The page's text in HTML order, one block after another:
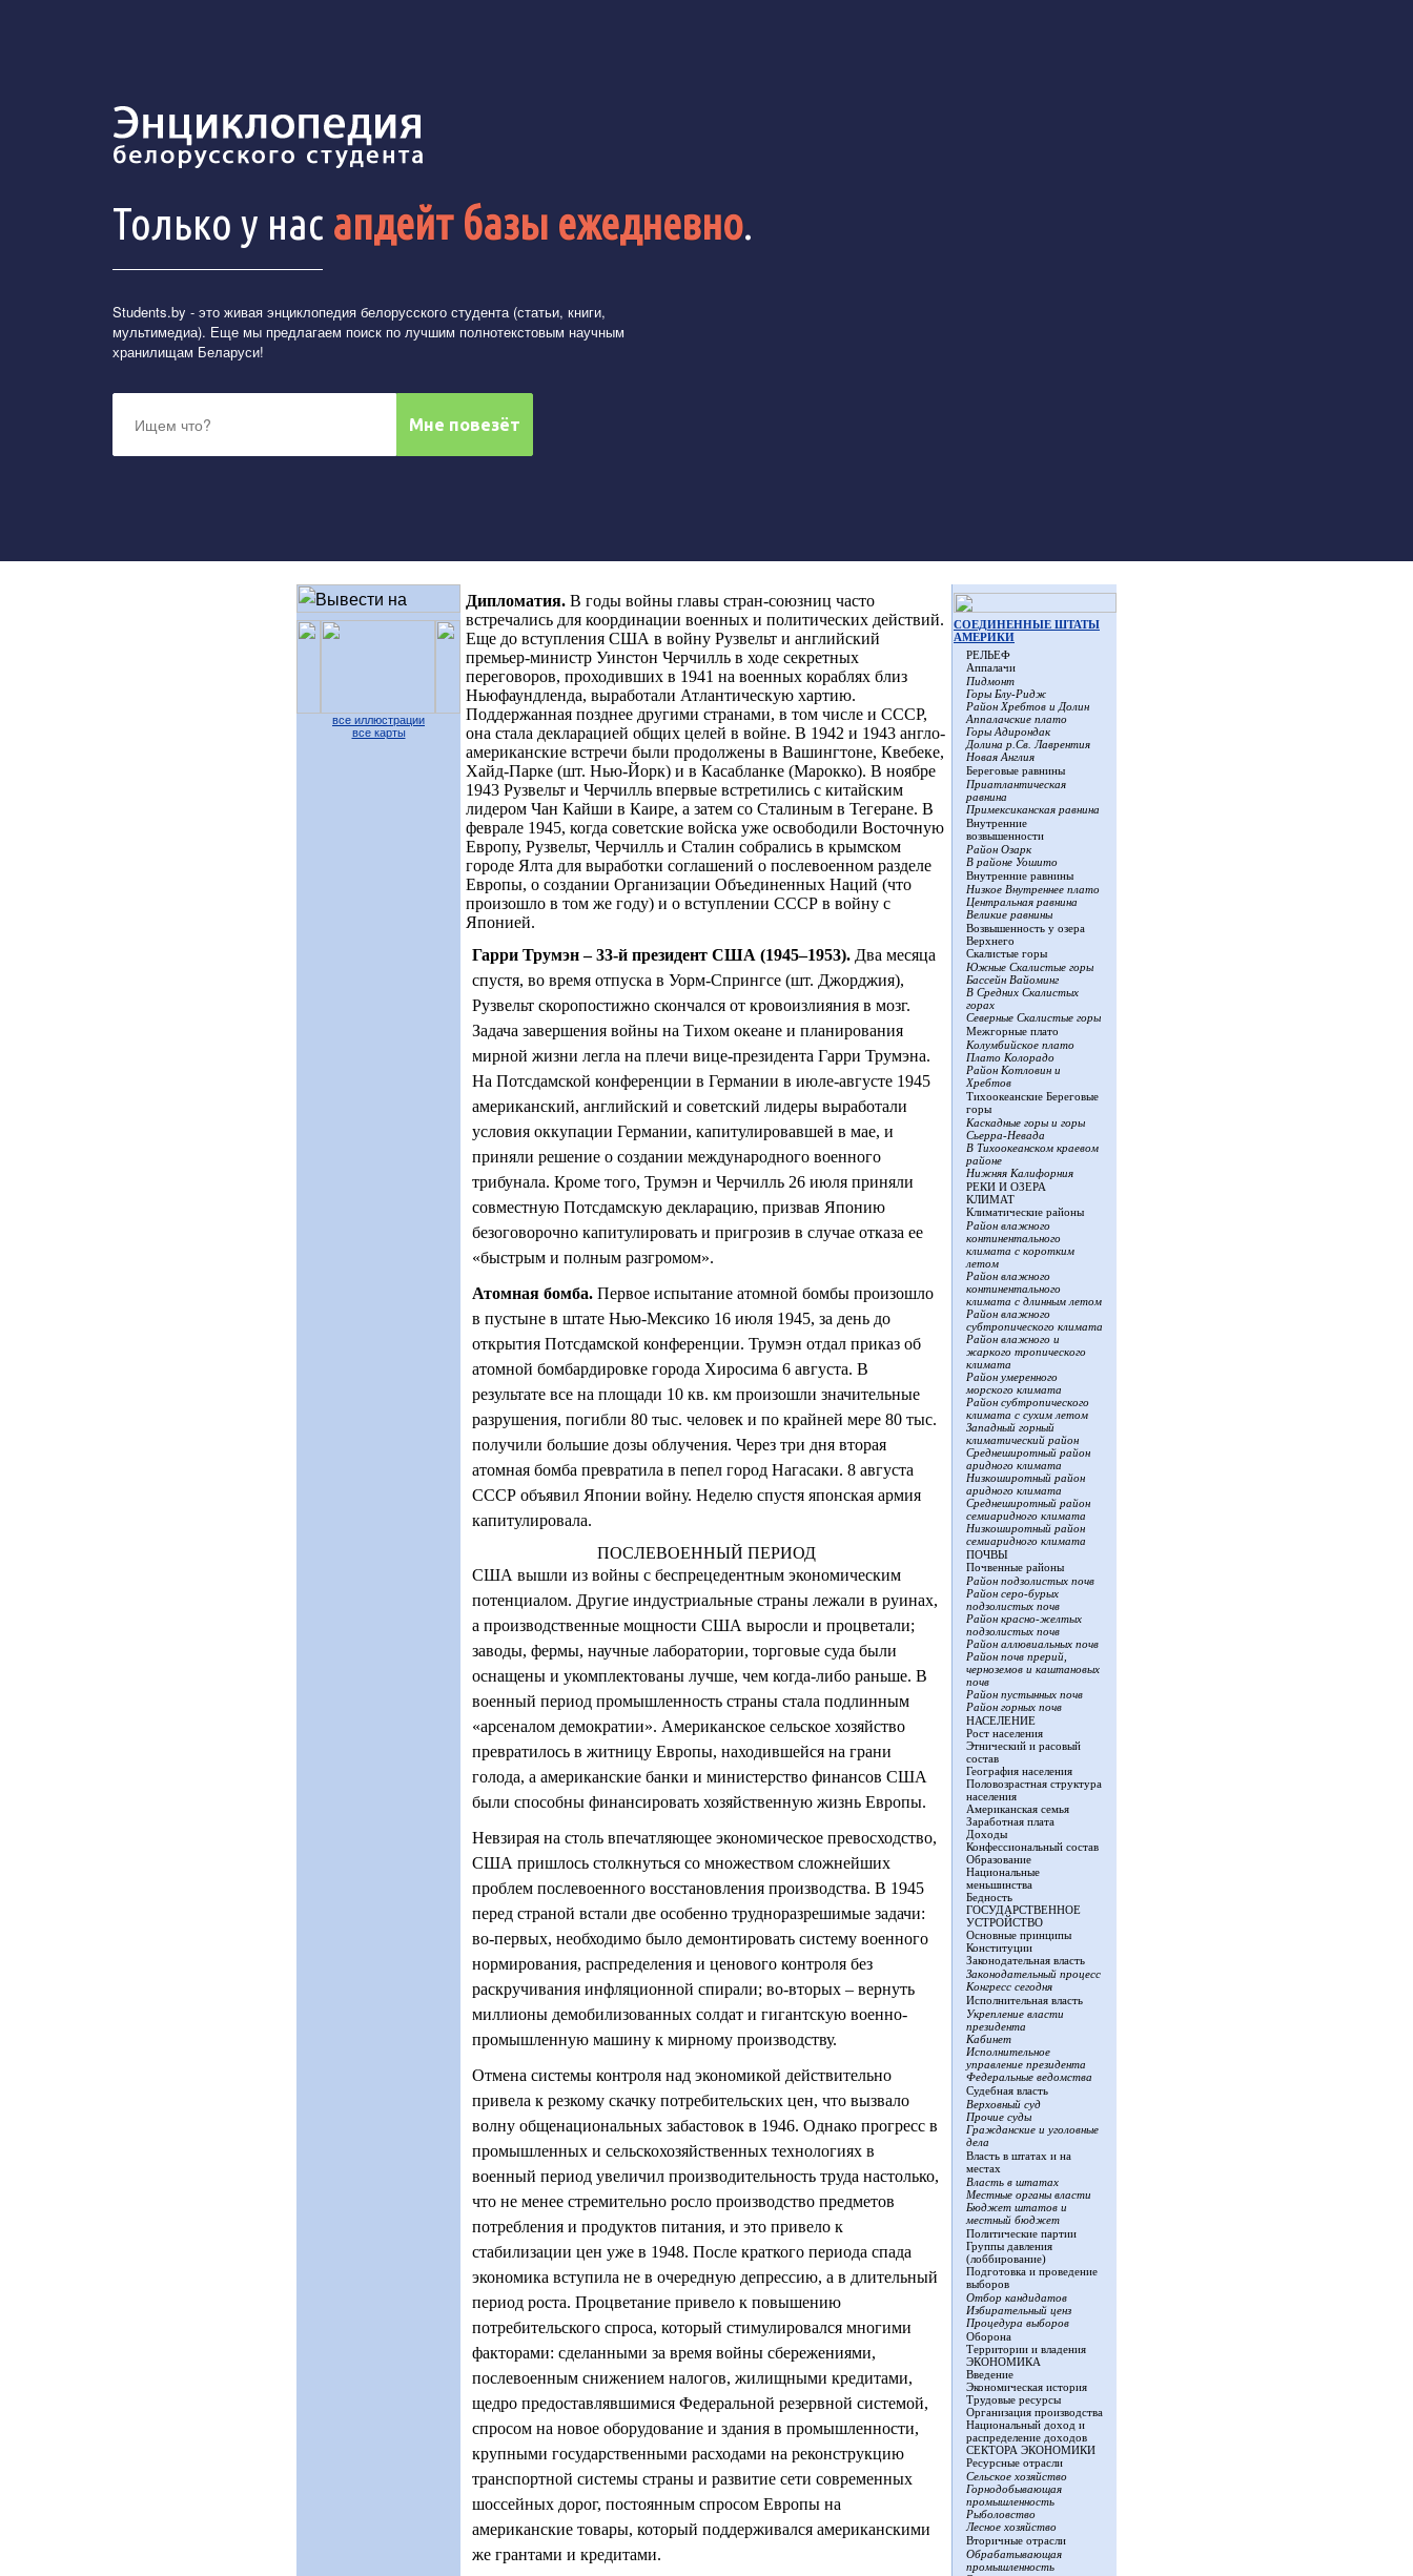
Только у нас апдейт базы ежедневно.
Students.by - это живая энциклопедия белорусского студента (статьи, книги,
мультимедиа). Еще мы предлагаем поиск по лучшим полнотекстовым научным
хранилищам Беларуси!
все иллюстрации
все карты
Дипломатия. В годы войны главы стран-союзниц часто
встречались для координации военных и политических действий.
Еще до вступления США в войну Рузвельт и английский
премьер-министр Уинстон Черчилль в ходе секретных
переговоров, проходивших в 1941 на военных кораблях близ
Ньюфаундленда, выработали Атлантическую хартию.
Поддержанная позднее другими странами, в том числе и СССР,
она стала декларацией общих целей в войне. В 1942 и 1943 англо-
американские встречи были продолжены в Вашингтоне, Квебеке,
Хайд-Парке (шт. Нью-Йорк) и в Касабланке (Марокко). В ноябре
1943 Рузвельт и Черчилль впервые встретились с китайским
лидером Чан Кайши в Каире, а затем со Сталиным в Тегеране. В
феврале 1945, когда советские войска уже освободили Восточную
Европу, Рузвельт, Черчилль и Сталин собрались в крымском
городе Ялта для выработки соглашений о послевоенном разделе
Европы, о создании Организации Объединенных Наций (что
произошло в том же году) и о вступлении СССР в войну с
Японией.
Гарри Трумэн – 33-й президент США (1945–1953). Два месяца
спустя, во время отпуска в Уорм-Спрингсе (шт. Джорджия),
Рузвельт скоропостижно скончался от кровоизлияния в мозг.
Задача завершения войны на Тихом океане и планирования
мирной жизни легла на плечи вице-президента Гарри Трумэна.
На Потсдамской конференции в Германии в июле-августе 1945
американский, английский и советский лидеры выработали
условия оккупации Германии, капитулировавшей в мае, и
приняли решение о создании международного военного
трибунала. Кроме того, Трумэн и Черчилль 26 июля приняли
совместную Потсдамскую декларацию, призвав Японию
безоговорочно капитулировать и пригрозив в случае отказа ее
«быстрым и полным разгромом».
Атомная бомба. Первое испытание атомной бомбы произошло
в пустыне в штате Нью-Мексико 16 июля 1945, за день до
открытия Потсдамской конференции. Трумэн отдал приказ об
атомной бомбардировке города Хиросима 6 августа. В
результате все на площади 10 кв. км произошли значительные
разрушения, погибли 80 тыс. человек и по крайней мере 80 тыс.
получили большие дозы облучения. Через три дня вторая
атомная бомба превратила в пепел город Нагасаки. 8 августа
СССР объявил Японии войну. Неделю спустя японская армия
капитулировала.
ПОСЛЕВОЕННЫЙ ПЕРИОД
США вышли из войны с беспрецедентным экономическим
потенциалом. Другие индустриальные страны лежали в руинах,
а производственные мощности США выросли и процветали;
заводы, фермы, научные лаборатории, торговые суда были
оснащены и укомплектованы лучше, чем когда-либо раньше. В
военный период промышленность страны стала подлинным
«арсеналом демократии». Американское сельское хозяйство
превратилось в житницу Европы, находившейся на грани
голода, а американские банки и министерство финансов США
были способны финансировать хозяйственную жизнь Европы.
Невзирая на столь впечатляющее экономическое превосходство,
США пришлось столкнуться со множеством сложнейших
проблем послевоенного восстановления производства. В 1945
перед страной встали две особенно трудноразрешимые задачи:
во-первых, необходимо было демонтировать систему военного
нормирования, распределения и ценового контроля без
раскручивания инфляционной спирали; во-вторых – вернуть
миллионы демобилизованных солдат и гигантскую военно-
промышленную машину к мирному производству.
Отмена системы контроля над экономикой действительно
привела к резкому скачку потребительских цен, что вызвало
волну общенациональных забастовок в 1946. Однако прогресс в
промышленных и сельскохозяйственных технологиях в
военный период увеличил производительность труда настолько,
что не менее стремительно росло производство предметов
потребления и продуктов питания, и это привело к
стабилизации цен уже в 1948. После краткого периода спада
экономика вступила не в очередную депрессию, а в длительный
период роста. Процветание привело к повышению
потребительского спроса, который стимулировался многими
факторами: сделанными за время войны сбережениями,
послевоенным снижением налогов, жилищными кредитами,
щедро предоставлявшимися Федеральной резервной системой,
спросом на новое оборудование и здания в промышленности,
крупными государственными расходами на реконструкцию
транспортной системы страны и развитие сети современных
шоссейных дорог, постоянным спросом Европы на
американские товары, который поддерживался американскими
же грантами и кредитами.
СОЕДИНЕННЫЕ ШТАТЫ
АМЕРИКИ
РЕЛЬЕФ
Аппалачи
Пидмонт
Горы Блу-Ридж
Район Хребтов и Долин
Аппалачские плато
Горы Адирондак
Долина р.Св. Лаврентия
Новая Англия
Береговые равнины
Приатлантическая
равнина
Примексиканская равнина
Внутренние
возвышенности
Район Озарк
В районе Уошито
Внутренние равнины
Низкое Внутреннее плато
Центральная равнина
Великие равнины
Возвышенность у озера
Верхнего
Скалистые горы
Южные Скалистые горы
Бассейн Вайоминг
В Средних Скалистых
горах
Северные Скалистые горы
Межгорные плато
Колумбийское плато
Плато Колорадо
Район Котловин и
Хребтов
Тихоокеанские Береговые
горы
Каскадные горы и горы
Сьерра-Невада
В Тихоокеанском краевом
районе
Нижняя Калифорния
РЕКИ И ОЗЕРА
КЛИМАТ
Климатические районы
Район влажного
континентального
климата с коротким
летом
Район влажного
континентального
климата с длинным летом
Район влажного
субтропического климата
Район влажного и
жаркого тропического
климата
Район умеренного
морского климата
Район субтропического
климата с сухим летом
Западный горный
климатический район
Среднеширотный район
аридного климата
Низкоширотный район
аридного климата
Среднеширотный район
семиаридного климата
Низкоширотный район
семиаридного климата
ПОЧВЫ
Почвенные районы
Район подзолистых почв
Район серо-бурых
подзолистых почв
Район красно-желтых
подзолистых почв
Район аллювиальных почв
Район почв прерий,
черноземов и каштановых
почв
Район пустынных почв
Район горных почв
НАСЕЛЕНИЕ
Рост населения
Этнический и расовый
состав
География населения
Половозрастная структура
населения
Американская семья
Заработная плата
Доходы
Конфессиональный состав
Образование
Национальные
меньшинства
Бедность
ГОСУДАРСТВЕННОЕ
УСТРОЙСТВО
Основные принципы
Конституции
Законодательная власть
Законодательный процесс
Конгресс сегодня
Исполнительная власть
Укрепление власти
президента
Кабинет
Исполнительное
управление президента
Федеральные ведомства
Судебная власть
Верховный суд
Прочие суды
Гражданские и уголовные
дела
Власть в штатах и на
местах
Власть в штатах
Местные органы власти
Бюджет штатов и
местный бюджет
Политические партии
Группы давления
(лоббирование)
Подготовка и проведение
выборов
Отбор кандидатов
Избирательный ценз
Процедура выборов
Оборона
Территории и владения
ЭКОНОМИКА
Введение
Экономическая история
Трудовые ресурсы
Организация производства
Национальный доход и
распределение доходов
СЕКТОРА ЭКОНОМИКИ
Ресурсные отрасли
Сельское хозяйство
Горнодобывающая
промышленность
Рыболовство
Лесное хозяйство
Вторичные отрасли
Обрабатывающая
промышленность